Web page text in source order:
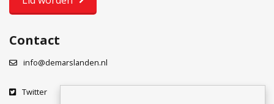
Contact
info@demarslanden.nl
Twitter